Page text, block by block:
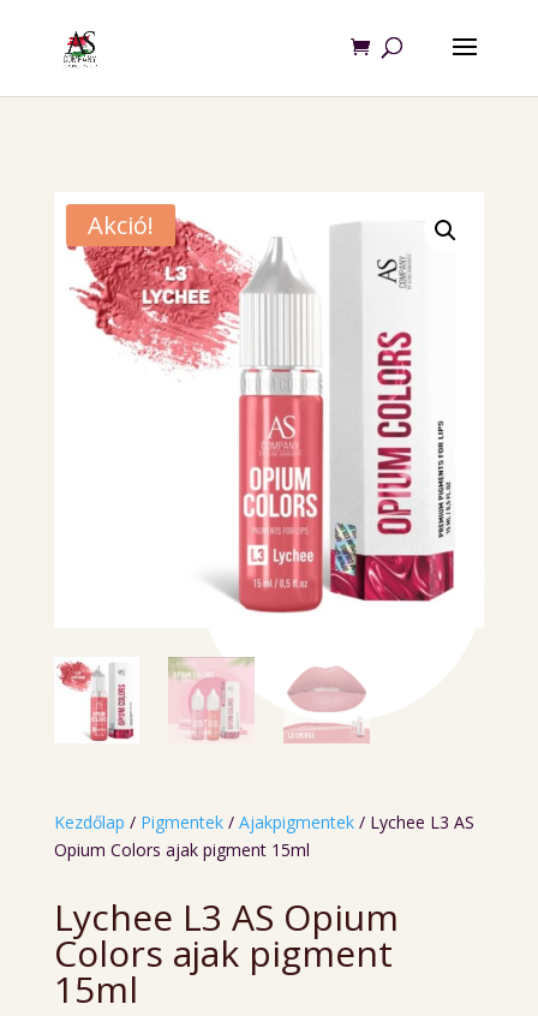
Akció!
Kezdőlap / Pigmentek/ Ajakpigmentek/ Lychee L3 AS
Opium Colors ajak pigment 15ml
Lychee L3 AS Opium
Colors ajak pigment
15ml